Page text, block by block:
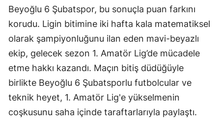
Beyoğlu 6 Şubatspor, bu sonuçla puan farkını
korudu. Ligin bitimine iki hafta kala matematiksel
olarak şampiyonluğunu ilan eden mavi-beyazlı
ekip, gelecek sezon 1. Amatör Lig’de mücadele
etme hakkı kazandı. Maçın bitiş düdüğüyle
birlikte Beyoğlu 6 Şubatsporlu futbolcular ve
teknik heyet, 1. Amatör Lig'e yükselmenin
coşkusunu saha içinde taraftarlarıyla paylaştı.